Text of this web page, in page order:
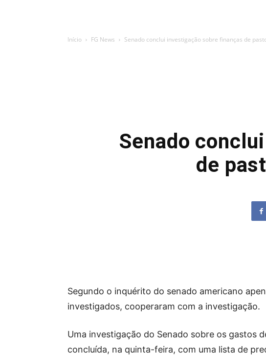
Início FG News Senado conclui investigação sobre finanças de
Senado
de
Segundo o inquérito do senado americano
investigados, cooperaram com a investigação.
Uma investigação do Senado sobre os gastos
concluída, na quinta-feira, com uma lista de